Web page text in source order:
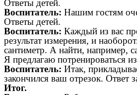
Ответы детей.
Воспитатель: Нашим гостям
Ответы детей.
Воспитатель: Каждый из вас
результат измерения, и
сантиметр. А найти, например,
Я предлагаю потренироваться
Воспитатель: Итак,
закончился ваш отрезок. Ответ
Итог.